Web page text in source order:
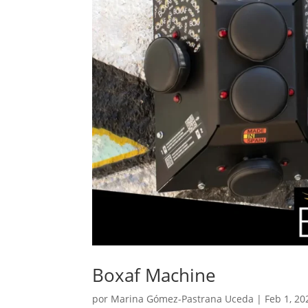
Boxaf Machine
por Marina Gómez-Pastrana Uceda | Feb 1,